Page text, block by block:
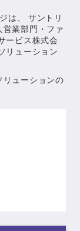
は、
サントリ
営業部門・ファ
ービス株式会
リューション
リューションの